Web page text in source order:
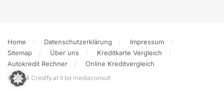
Home Datenschutzerklärung
Impressum
Sitemap
Über uns
Kreditkarte Vergleich
Autokredit Rechner
Online Kreditvergleich
© 2024 Credify.at II bo mediaconsult